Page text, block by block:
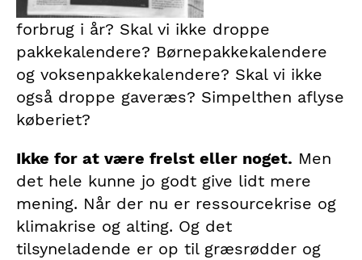
forbrug i år? Skal vi ikke droppe
pakkekalendere? Børnepakkekalendere
og voksenpakkekalendere? Skal vi ikke
også droppe gaveræs? Simpelthen aflyse
køberiet?
Ikke for at være frelst eller noget. Men
det hele kunne jo godt give lidt mere
mening. Når der nu er ressourcekrise og
klimakrise og alting. Og det
tilsyneladende er op til græsrødder og